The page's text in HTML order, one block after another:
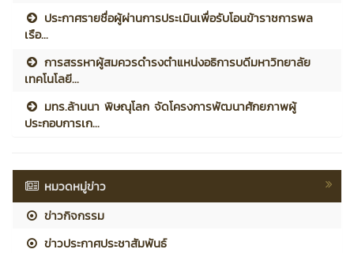
ประกาศรายชื่อผู้ผ่านการประเมินเพื่อรับโอนข้าราชการพล
เรือ...
การสรรหาผู้สมควรดำรงตำแหน่งอธิการบดีมหาวิทยาลัย
เทคโนโลยี...
มทร.ล้านนา พิษณุโลก จัดโครงการพัฒนาศักยภาพผู้
ประกอบการเก...
หมวดหมู่ข่าว
ข่าวกิจกรรม
ข่าวประกาศประชาสัมพันธ์